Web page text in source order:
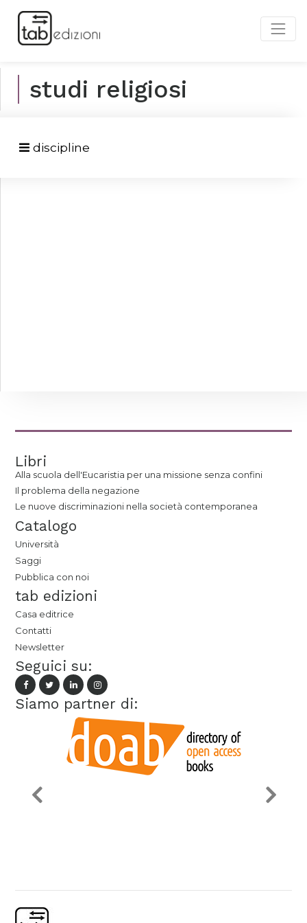
studi religiosi
discipline
Libri
Alla scuola dell'Eucaristia per una missione senza confini
Il problema della negazione
Le nuove discriminazioni nella società contemporanea
Catalogo
Università
Saggi
Pubblica con noi
tab edizioni
Casa editrice
Contatti
Newsletter
Seguici su:
Siamo partner di: